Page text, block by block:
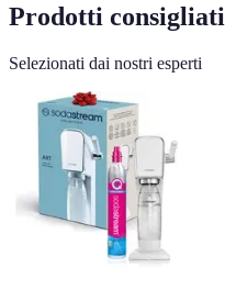
Prodotti consigliati
Selezionati dai nostri esperti